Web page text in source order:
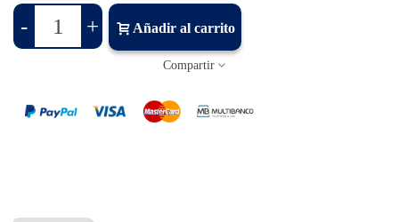
- + Añadir al carrito
Compartir